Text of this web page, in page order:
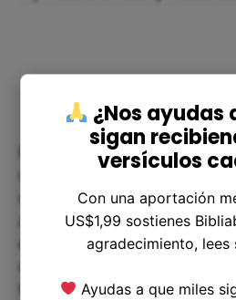
Podemos aplicar el versículo
control de todas las
atravesamos tiempos
en situaciones que parecen
trabajando todo para
¿Nos ayudas
sigan
versículos
Con una aportación
US$1,99 sostienes
agradecimiento, lees
Ayudas a que miles